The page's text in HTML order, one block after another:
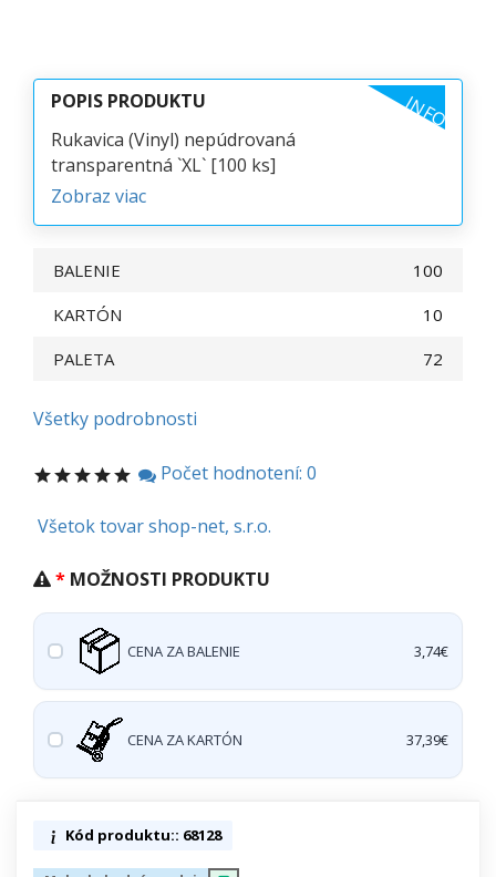
POPIS PRODUKTU INFO
Rukavica (Vinyl) nepúdrovaná
transparentná `XL` [100 ks]
Zobraz viac
BALENIE
100
KARTÓN
10
PALETA
72
Všetky podrobnosti
Počet hodnotení: 0
Všetok tovar shop-net, s.r.o.
MOŽNOSTI PRODUKTU
CENA ZA BALENIE 3,74€
CENA ZA KARTÓN 37,39€
Kód produktu:: 68128